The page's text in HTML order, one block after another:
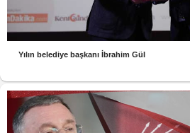
Yılın belediye başkanı İbrahim Gül